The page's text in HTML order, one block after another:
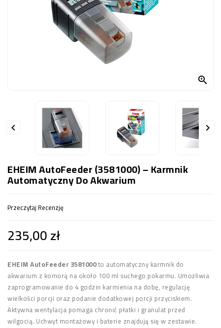

 
EHEIM AutoFeeder (3581000) – Karmnik
Automatyczny Do Akwarium
Przeczytaj Recenzję
235,00 zł
EHEIM AutoFeeder 3581000to automatyczny karmnik do
akwarium z komorą na około 100 ml suchego pokarmu. Umożliwia
zaprogramowanie do 4 godzin karmienia na dobę, regulację
wielkości porcji oraz podanie dodatkowej porcji przyciskiem.
Aktywna wentylacja pomaga chronić płatki i granulat przed
wilgocią. Uchwyt montażowy i baterie znajdują się w zestawie.